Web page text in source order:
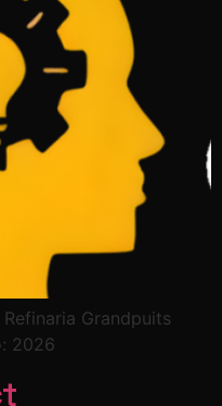
Grandpuits
2026